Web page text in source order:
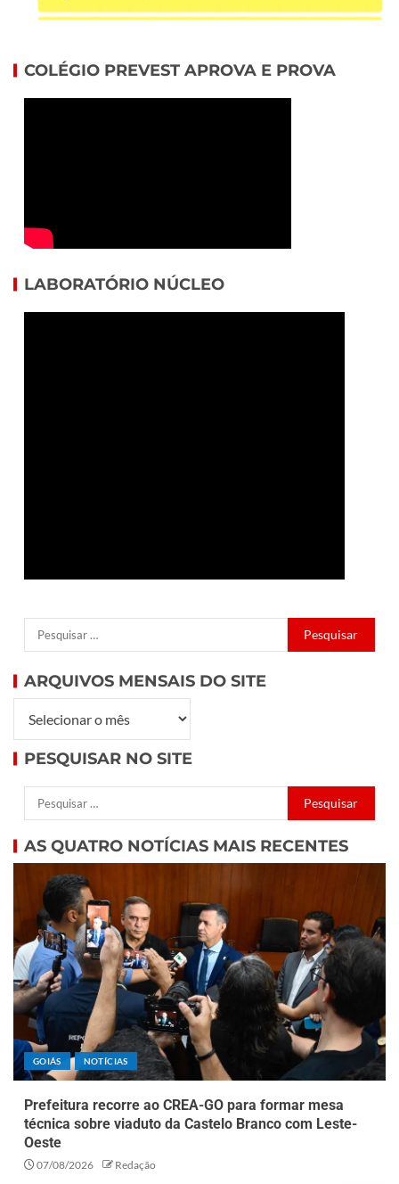
COLÉGIO PREVEST APROVA E PROVA
LABORATÓRIO NÚCLEO
ARQUIVOS MENSAIS DO SITE
PESQUISAR NO SITE
AS QUATRO NOTÍCIAS MAIS RECENTES
GOIÁS NOTÍCIAS
Prefeitura recorre ao CREA-GO para formar mesa
técnica sobre viaduto da Castelo Branco com Leste-
Oeste
07/08/2026 Redação